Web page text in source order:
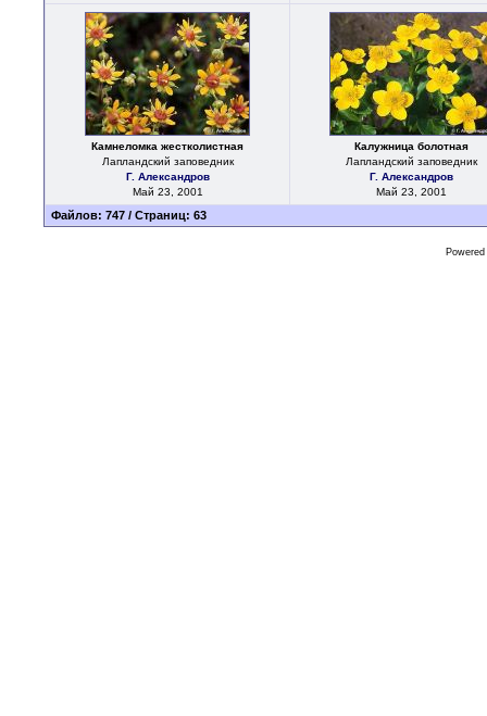
Камнеломка жестколистная
Лапландский заповедник
Г. Александров
Май 23, 2001
Калужница болотная
Лапландский заповедник
Г. Александров
Май 23, 2001
Файлов: 747 / Страниц: 63